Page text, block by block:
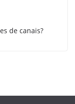
de canais?